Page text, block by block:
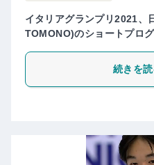
イタリアグランプリ2021
TOMONO)のショートプロ
続きを